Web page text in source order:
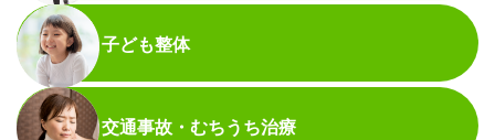
子ども整体
交通事故・むちうち治療